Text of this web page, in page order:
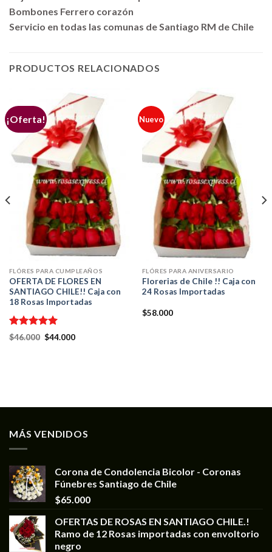
Bombones Ferrero corazón
Servicio en todas las comunas de Santiago RM de Chile
PRODUCTOS RELACIONADOS
¡Oferta!
FLÓRES PARA CUMPLEAÑOS
OFERTA DE FLORES EN
SANTIAGO CHILE!! Caja con
18 Rosas Importadas
Valorado en
5.00
de 5
$46.000 $44.000
Nuevo
FLÓRES PARA ANIVERSARIO
Florerias de Chile !! Caja con
24 Rosas Importadas
$58.000
MÁS VENDIDOS
Corona de Condolencia Bicolor - Coronas
Fúnebres Santiago de Chile
$65.000
OFERTAS DE ROSAS EN SANTIAGO CHILE.!
Ramo de 12 Rosas importadas con envoltorio
negro